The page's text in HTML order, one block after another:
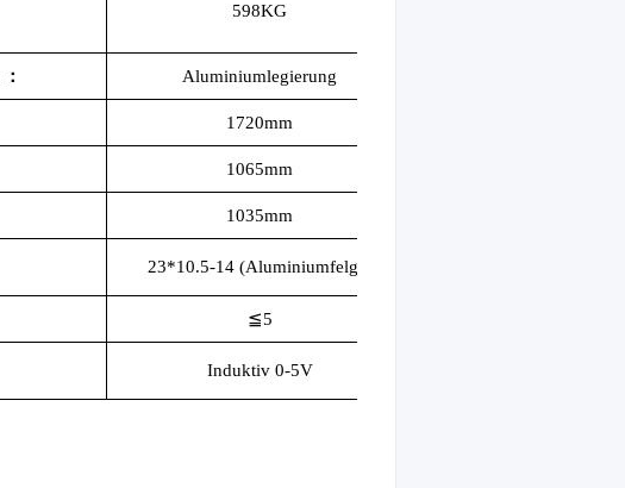
598KG
： Aluminiumlegierung
1720mm
1065mm
1035mm
23*10.5-14 (Aluminiumfelge)
≦5
Induktiv 0-5V